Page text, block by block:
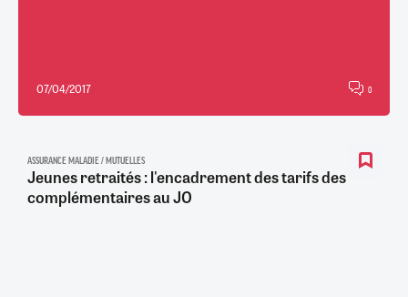
07/04/2017 0
ASSURANCE MALADIE / MUTUELLES
Jeunes retraités : l'encadrement des tarifs des
complémentaires au JO